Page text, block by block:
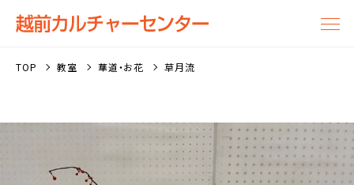
TOP 教室 華道・お花 草月流